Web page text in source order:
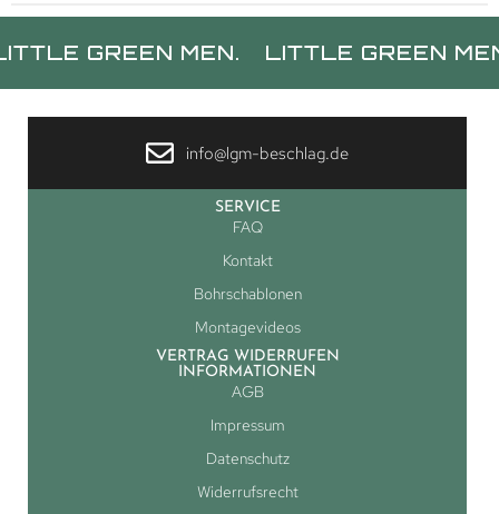
MEN. LITTLE GREEN MEN.
info@lgm-beschlag.de
SERVICE
FAQ
Kontakt
Bohrschablonen
Montagevideos
VERTRAG WIDERRUFEN
INFORMATIONEN
AGB
Impressum
Datenschutz
Widerrufsrecht